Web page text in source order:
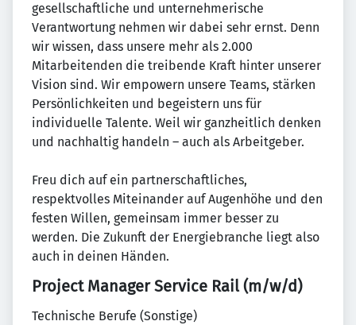
gesellschaftliche und unternehmerische
Verantwortung nehmen wir dabei sehr ernst. Denn
wir wissen, dass unsere mehr als 2.000
Mitarbeitenden die treibende Kraft hinter unserer
Vision sind. Wir empowern unsere Teams, stärken
Persönlichkeiten und begeistern uns für
individuelle Talente. Weil wir ganzheitlich denken
und nachhaltig handeln – auch als Arbeitgeber.
Freu dich auf ein partnerschaftliches,
respektvolles Miteinander auf Augenhöhe und den
festen Willen, gemeinsam immer besser zu
werden. Die Zukunft der Energiebranche liegt also
auch in deinen Händen.
Project Manager Service Rail (m/w/d)
Technische Berufe (Sonstige)